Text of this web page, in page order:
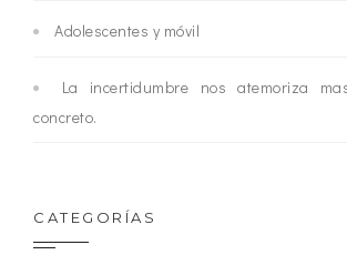
Adolescentes y móvil
La incertidumbre nos atemoriza
concreto.
CATEGORÍAS